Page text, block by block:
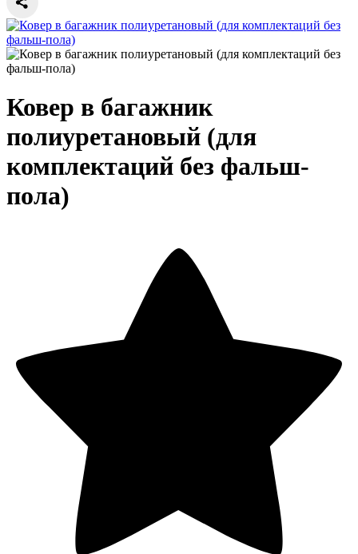
Ковер в багажник
полиуретановый (для
комплектаций без фальш-
пола)